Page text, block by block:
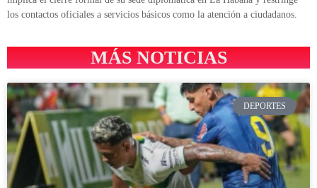
los contactos oficiales a servicios básicos como la atención a ciudadanos.
MÁS NOTICIAS
DEPORTES